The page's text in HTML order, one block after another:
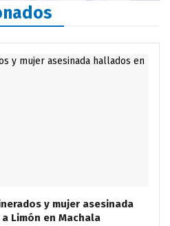
y mujer asesinada
Limón en Machala